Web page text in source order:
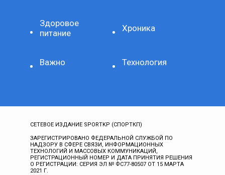
Здоровое
питание
Хроника
Важно Технология
СЕТЕВОЕ ИЗДАНИЕ SPORTKP (СПОРТКП)
ЗАРЕГИСТРИРОВАНО ФЕДЕРАЛЬНОЙ СЛУЖБОЙ ПО
НАДЗОРУ В СФЕРЕ СВЯЗИ, ИНФОРМАЦИОННЫХ
ТЕХНОЛОГИЙ И МАССОВЫХ КОММУНИКАЦИЙ,
РЕГИСТРАЦИОННЫЙ НОМЕР И ДАТА ПРИНЯТИЯ РЕШЕНИЯ
О РЕГИСТРАЦИИ: СЕРИЯ ЭЛ № ФС77-80507 ОТ 15 МАРТА
2021 Г.